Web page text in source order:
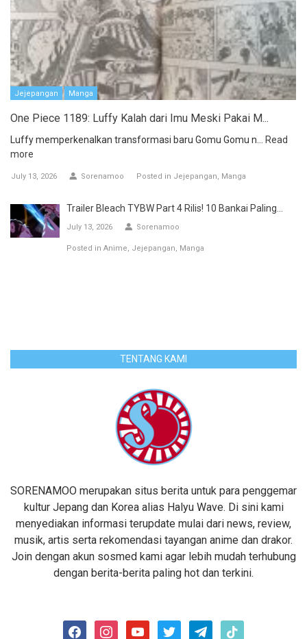
Jejepangan Manga
One Piece 1189: Luffy Kalah dari Imu Meski Pakai M...
Luffy memperkenalkan transformasi baru Gomu Gomu n...
Read
more
July 13, 2026 Sorenamoo Posted in Jejepangan Manga
Trailer Bleach TYBW Part 4 Rilis! 10 Bankai Paling...
July 13, 2026 Sorenamoo
Posted in Anime Jejepangan Manga
TENTANG KAMI
SORENAMOO merupakan situs berita untuk para penggemar
kultur Jepang dan Korea alias Halyu Wave. Di sini kami
menyediakan informasi terupdate mulai dari news, review,
musik, artis serta rekomendasi tayangan anime dan drakor.
Join dengan akun sosmed kami agar lebih mudah terhubung
dengan berita-berita paling hot dan terkini.
facebookinstagramyoutubetwitter telegramtiktok